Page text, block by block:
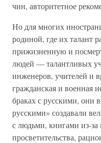
чин, авторитетное
Но для многих
родиной, где их талант
прижизненную и
людей — талантливых
инженеров, учителей и
гражданская и военная
браках с русскими, они
русскими» создавали
с людьми, книгами из-
просветительства,